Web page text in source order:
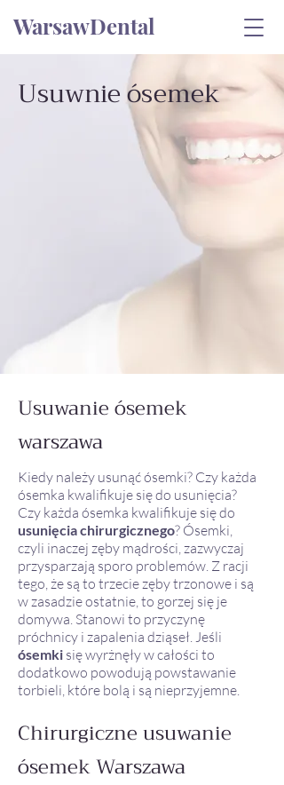
WarsawDental
Usuwnie ósemek
Usuwanie ósemek
warszawa
Kiedy należy usunąć ósemki? Czy każda
ósemka kwalifikuje się do usunięcia?
Czy każda ósemka kwalifikuje się do
usunięcia chirurgicznego? Ósemki,
czyli inaczej zęby mądrości, zazwyczaj
przysparzają sporo problemów. Z racji
tego, że są to trzecie zęby trzonowe i są
w zasadzie ostatnie, to gorzej się je
domywa. Stanowi to przyczynę
próchnicy i zapalenia dziąseł. Jeśli
ósemki się wyrżnęły w całości to
dodatkowo powodują powstawanie
torbieli, które bolą i są nieprzyjemne.
Chirurgiczne usuwanie
ósemek Warszawa